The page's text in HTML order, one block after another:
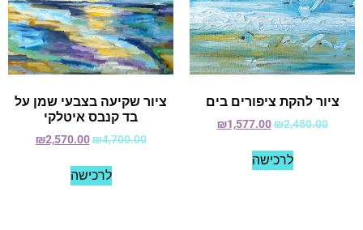
ציור להקת ציפורים בים
₪2,450.00
₪1,577.00
לרכישה
ציור שקיעה בצבעי שמן על
בד קנבס איטלקי
₪4,700.00
₪2,570.00
לרכישה